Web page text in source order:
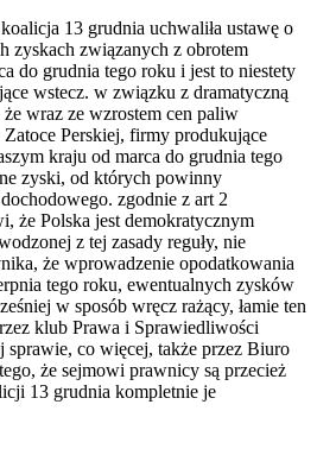
13 grudnia uchwaliła ustawę o
zyskach związanych z obrotem
do grudnia tego roku i jest to niestety
wstecz. w związku z dramatyczną
że wraz ze wzrostem cen paliw
Perskiej, firmy produkujące
kraju od marca do grudnia tego
zyski, od których powinny
zgodnie z art 2
że Polska jest demokratycznym
z tej zasady reguły, nie
że wprowadzenie opodatkowania
tego roku, ewentualnych zysków
w sposób wręcz rażący, łamie ten
klub Prawa i Sprawiedliwości
sprawie, co więcej, także przez Biuro
że sejmowi prawnicy są przecież
13 grudnia kompletnie je